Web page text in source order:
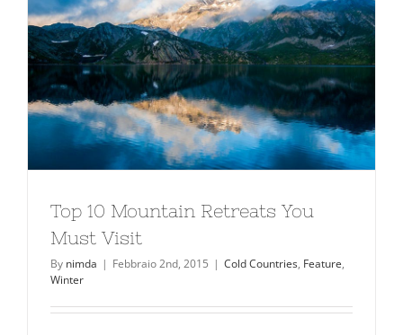
Top 10 Mountain Retreats You
Must Visit
By nimda | Febbraio 2nd, 2015 | Cold Countries, Feature,
Winter